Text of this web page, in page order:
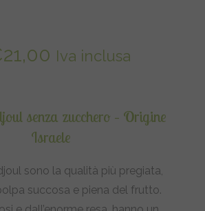
21,00 Fascia
prezzo:
da
€7,90
a
Iva inclusa
senza zucchero – Origine
Israele
sono la qualità più pregiata,
succosa e piena del frutto.